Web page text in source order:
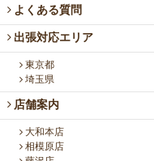
よくある質問
出張対応エリア
東京都
埼玉県
店舗案内
大和本店
相模原店